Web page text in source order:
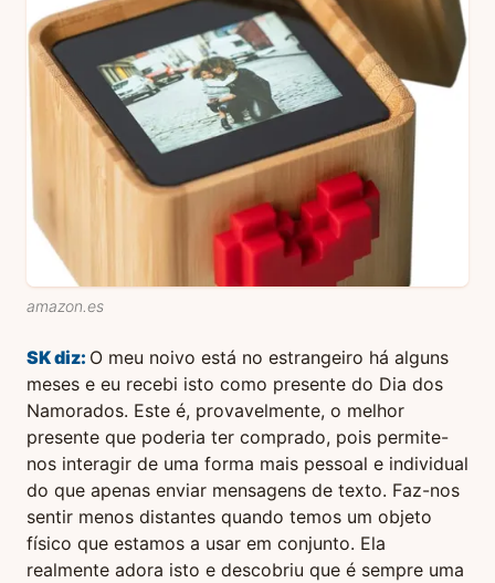
amazon.es
SKdiz: O meu noivo está no estrangeiro há alguns
meses e eu recebi isto como presente do Dia dos
Namorados. Este é, provavelmente, o melhor
presente que poderia ter comprado, pois permite-
nos interagir de uma forma mais pessoal e individual
do que apenas enviar mensagens de texto. Faz-nos
sentir menos distantes quando temos um objeto
físico que estamos a usar em conjunto. Ela
realmente adora isto e descobriu que é sempre uma